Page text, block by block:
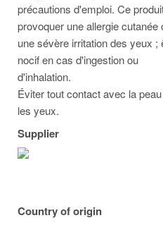
précautions d'emploi. Ce
provoquer une allergie cutanée
une sévère irritation des yeux ;
nocif en cas d'ingestion ou
d'inhalation.
Éviter tout contact avec la
les yeux.
Supplier
Country of origin